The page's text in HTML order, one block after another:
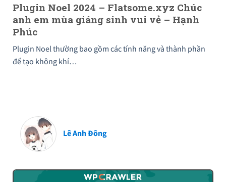
Plugin Noel 2024 – Flatsome.xyz Chúc
anh em mùa giáng sinh vui vẻ – Hạnh
Phúc
Plugin Noel thường bao gồm các tính năng và thành phần
để tạo không khí…
Lê Anh Đông